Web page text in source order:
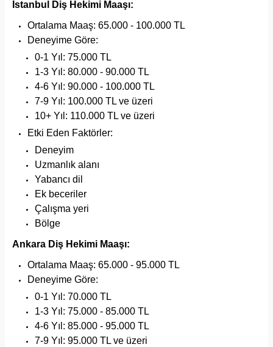
İstanbul Diş Hekimi Maaşı:
Ortalama Maaş: 65.000 - 100.000 TL
Deneyime Göre:
0-1 Yıl: 75.000 TL
1-3 Yıl: 80.000 - 90.000 TL
4-6 Yıl: 90.000 - 100.000 TL
7-9 Yıl: 100.000 TL ve üzeri
10+ Yıl: 110.000 TL ve üzeri
Etki Eden Faktörler:
Deneyim
Uzmanlık alanı
Yabancı dil
Ek beceriler
Çalışma yeri
Bölge
Ankara Diş Hekimi Maaşı:
Ortalama Maaş: 65.000 - 95.000 TL
Deneyime Göre:
0-1 Yıl: 70.000 TL
1-3 Yıl: 75.000 - 85.000 TL
4-6 Yıl: 85.000 - 95.000 TL
7-9 Yıl: 95.000 TL ve üzeri